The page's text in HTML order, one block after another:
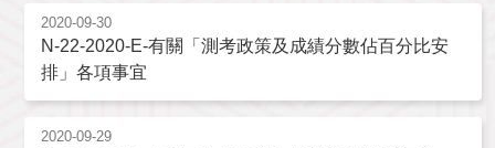
2020-09-30
N-22-2020-E-有關「測考政策及成績分數佔百分比安
排」各項事宜
2020-09-29